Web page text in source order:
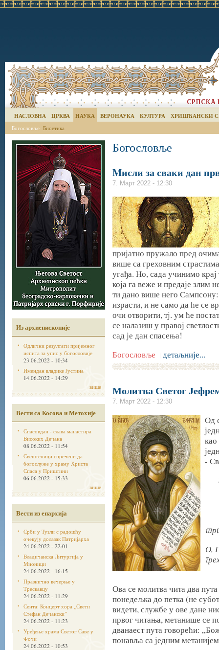
НАСЛОВНА ЦРКВА НАУКА ВЕРОНАУКА КУЛТУРА ХРИШЋАНСКИ
Богословље Биоетика
Из архиепископије
Одлични резултати пријемног
испита за упис у богословије
23.06.2022 - 10:34
Имендан владике Јустина
14.06.2022 - 14:29
више
Вести са Косова и Метохије
Спасовдан - слава манастира
Високих Дечана
08.06.2022 - 11:54
Свештеници спречени да
богослуже у храму Христа
Спаса у Приштини
06.06.2022 - 15:33
више
Вести из епархија
Срби у Тузли с радошћу
очекују долазак Патријарха
24.06.2022 - 22:01
Владичанска Литургија у
Мионици
24.06.2022 - 16:15
Празнично вечерње у
Трескавцу
24.06.2022 - 11:29
Сента: Концерт хора „Свети
Стефан Дечанскиˮ
24.06.2022 - 11:23
Уређење храма Светог Саве у
Фочи
24.06.2022 - 10:53
Богословље
Mисли за сваки дан
7. Март 2022 - 12:30
пријатно пружало пред
више са греховним
угађа. Но, сада учинимо
која га веже и предаје злим
ти дано више него Сампсону:
израсти, и не само да ће се
очи отворити, тј. ум ће
се налазиш у правој
сад је дан спасења!
Богословље | детаљније...
Молитва Светог
7. Март 2022 - 12:30
Од
-
О,
Ова се молитва чита два
понедељка до петка (не
видети, службе у ове дане
првог читања, метанише се
дванаест пута говорећи:
понавља са једним